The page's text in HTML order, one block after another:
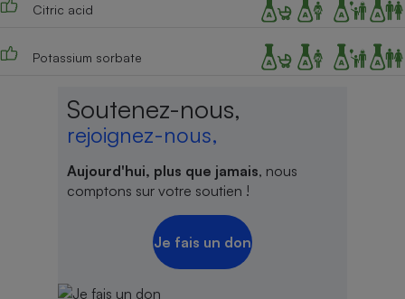
Citric acid
Potassium sorbate
Soutenez-nous,
rejoignez-nous,
Aujourd'hui, plus que jamais, nous
comptons sur votre soutien !
Je fais un don